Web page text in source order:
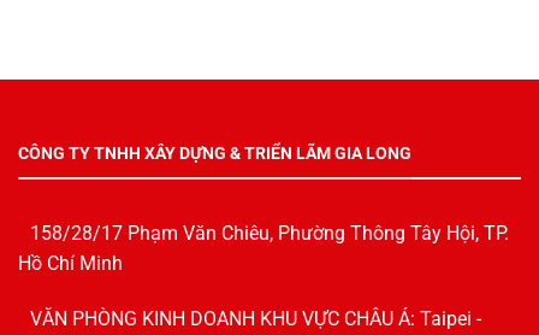
CÔNG TY TNHH XÂY DỰNG & TRIỂN LÃM GIA LONG
158/28/17 Phạm Văn Chiêu, Phường Thông Tây Hội, TP.
Hồ Chí Minh
VĂN PHÒNG KINH DOANH KHU VỰC CHÂU Á: Taipei -